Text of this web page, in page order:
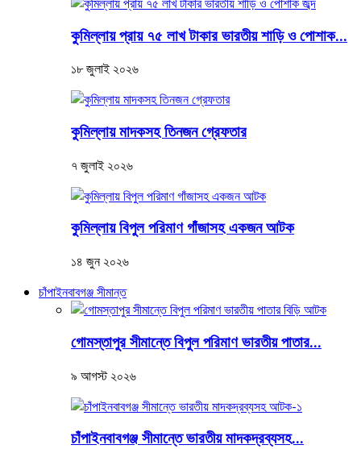
কুমিল্লায় প্রায় ৭৫ লাখ টাকার ভারতীয় শাড়ি ও পোশাক...
১৮ জুলাই ২০২৬
কুমিল্লায় মাদকসহ তিনজন গ্রেফতার
৭ জুলাই ২০২৬
কুমিল্লায় বিপুল পরিমাণ গাঁজাসহ একজন আটক
১৪ জুন ২০২৬
চাঁপাইনবাবগঞ্জ সীমান্ত
গোমস্তাপুর সীমান্তে বিপুল পরিমাণ ভারতীয় পাতার...
৯ আগস্ট ২০২৬
চাঁপাইনবাবগঞ্জ সীমান্তে ভারতীয় মাদকদ্রব্যসহ...